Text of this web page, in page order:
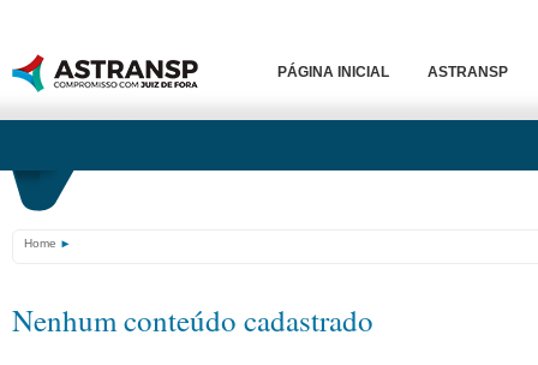
PÁGINA INICIAL ASTRANSP
Home
Nenhum conteúdo cadastrado